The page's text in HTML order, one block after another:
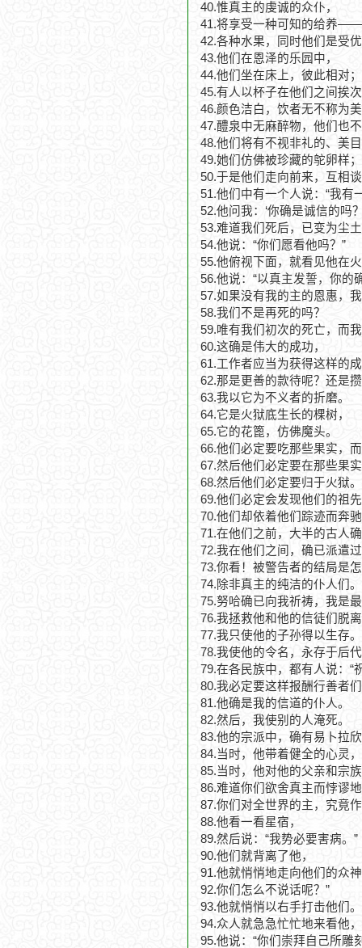
40.惟真主的虔诚的众仆，
41.将享受一种可知的给养——
42.各种水果，同时他们是受
43.他们在恩泽的乐园中，
44.他们坐在床上，彼此相对；
45.有人以杯子在他们之间挨
46.颜色洁白，饮者无不称为
47.醴泉中无麻醉物，他们也
48.他们将有不视非礼的、美
49.她们仿佛被珍藏的鸵卵样；
50.于是他们走向前来，互相
51.他们中有一个人说：“我有
52.他问我：‘你确是诚信的吗
53.难道我们死后，已变为尘
54.他说：“你们愿看他吗？”
55.他俯视下面，就看见他在
56.他说：“以真主发誓，你的
57.如果没有我的主的恩惠，
58.我们不是再死的吗？
59.唯有我们初次的死亡，而
60.这确是伟大的成功，
61.工作者应当为获得这样的
62.那是更善的款待呢？还是
63.我以它为不义者的折磨。
64.它是火狱底生长的棵树，
65.它的花篦，仿佛魔头。
66.他们必定要吃那些果实，
67.然后他们必定要在那些果
68.然后他们必定要归于火狱。
69.他们必定会发现他们的祖
70.他们却依着他们踪迹而奔
71.在他们之前，大半的古人
72.我在他们之间，确已派遣
73.你看！被警告者的结局是
74.除非真主的纯洁的仆人们。
75.努哈确已向我祈祷，我是
76.我拯救他和他的信徒们脱
77.我只使他的子孙得以生存。
78.我使他的令名，永存于后
79.在各民族中，都有人说：“
80.我必定要这样报酬行善者
81.他确是我的信道的仆人。
82.然后，我使别的人淹死。
83.他的宗派中，确有易卜拉
84.当时，他带着健全的心灵
85.当时，他对他的父亲和宗
86.难道你们欲舍真主而悖谬
87.你们对全世界的主，究竟
88.他看一看星宿，
89.然后说：“我势必要害病。”
90.他们就背离了他，
91.他就悄悄地走向他们的众
92.你们怎么不说话呢？”
93.他就悄悄以右手打击他们。
94.众人就急急忙忙地来看他，
95.他说：“你们崇拜自己所雕